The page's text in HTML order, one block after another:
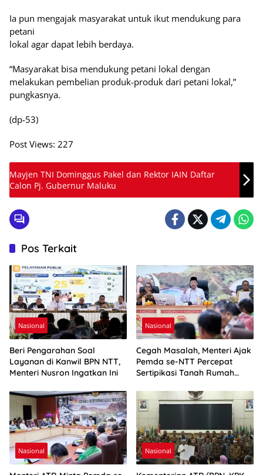
Ia pun mengajak masyarakat untuk ikut mendukung para
petani
lokal agar dapat lebih berdaya.
“Masyarakat bisa mendukung petani lokal dengan
melakukan pembelian produk-produk dari petani lokal,”
pungkasnya.
(dp-53)
Post Views: 227
Mayjen TNI Dominggus Pakel dan Rektor IAIN Daftar
Calon Pj. Gubernur Maluku
Pos Terkait
Nasional
Beri Pengarahan Soal
Layanan di Kanwil BPN NTT,
Menteri Nusron Ingatkan Ini
Nasional
Cegah Masalah, Menteri Ajak
Pemda se-NTT Percepat
Sertipikasi Tanah Rumah
Nasional Nasional